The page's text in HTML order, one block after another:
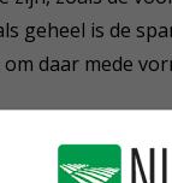
geheel is de
daar mede
is nu
voor mij toch